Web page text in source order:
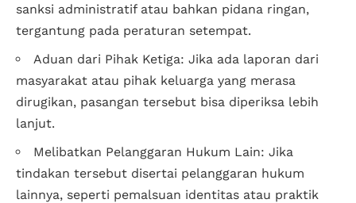
sanksi administratif atau bahkan pidana ringan,
tergantung pada peraturan setempat.
Aduan dari Pihak Ketiga: Jika ada laporan dari
masyarakat atau pihak keluarga yang merasa
dirugikan, pasangan tersebut bisa diperiksa lebih
lanjut.
Melibatkan Pelanggaran Hukum Lain: Jika
tindakan tersebut disertai pelanggaran hukum
lainnya, seperti pemalsuan identitas atau praktik